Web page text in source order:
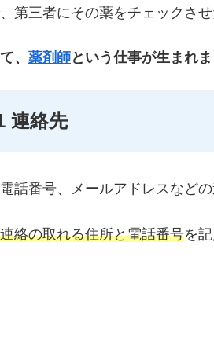
第三者にその薬をチェックさせ
、 薬剤師という仕事が生まれ
連絡先
話番号、メールアドレスなど
連絡の取れる住所と電話番号を